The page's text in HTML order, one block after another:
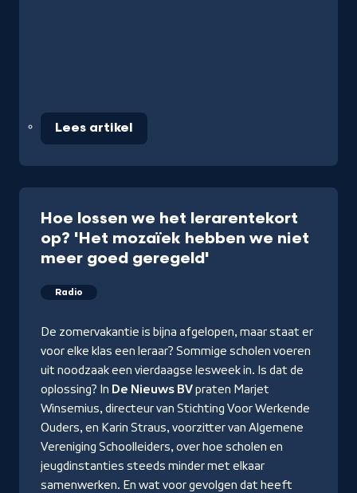
Lees artikel
Hoe lossen we het lerarentekort
op? 'Het mozaïek hebben we niet
meer goed geregeld'
Radio
De zomervakantie is bijna afgelopen, maar staat er
voor elke klas een leraar? Sommige scholen voeren
uit noodzaak een vierdaagse lesweek in. Is dat de
oplossing? In De Nieuws BVpraten Marjet
Winsemius, directeur van Stichting Voor Werkende
Ouders, en Karin Straus, voorzitter van Algemene
Vereniging Schoolleiders, over hoe scholen en
jeugdinstanties steeds minder met elkaar
samenwerken. En wat voor gevolgen dat heeft